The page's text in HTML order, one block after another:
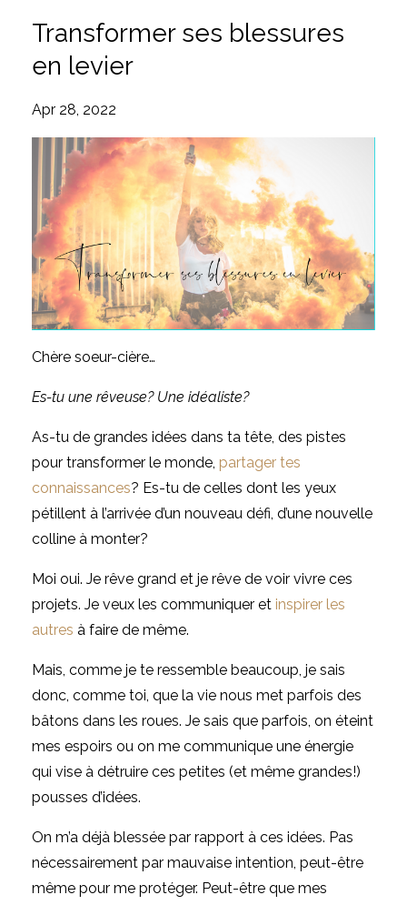
Transformer ses blessures
en levier
Apr 28, 2022
Chère soeur-cière…
Es-tu une rêveuse? Une idéaliste?
As-tu de grandes idées dans ta tête, des pistes
pour transformer le monde, partager tes
connaissances? Es-tu de celles dont les yeux
pétillent à l’arrivée d’un nouveau défi, d’une nouvelle
colline à monter?
Moi oui. Je rêve grand et je rêve de voir vivre ces
projets. Je veux les communiquer et inspirer les
autres à faire de même.
Mais, comme je te ressemble beaucoup, je sais
donc, comme toi, que la vie nous met parfois des
bâtons dans les roues. Je sais que parfois, on éteint
mes espoirs ou on me communique une énergie
qui vise à détruire ces petites (et même grandes!)
pousses d’idées.
On m’a déjà blessée par rapport à ces idées. Pas
nécessairement par mauvaise intention, peut-être
même pour me protéger. Peut-être que mes